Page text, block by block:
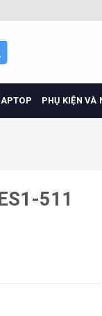
PHỤ KIỆN VÀ
511